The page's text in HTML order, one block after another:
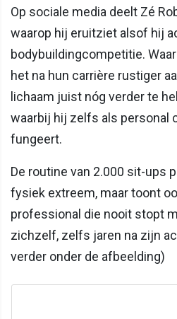
Op sociale media deelt Zé
waarop hij eruitziet alsof hij
bodybuildingcompetitie.
het na hun carrière rustiger
lichaam juist nóg verder te
waarbij hij zelfs als personal
fungeert.
De routine van 2.000 sit-ups
fysiek extreem, maar toont
professional die nooit stopt
zichzelf, zelfs jaren na zijn
verder onder de afbeelding)